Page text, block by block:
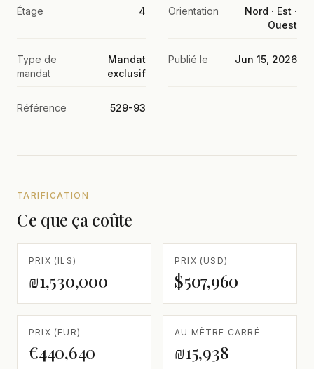
Étage 4 Orientation
Nord · Est ·
Ouest
Type de
mandat
Mandat
exclusif
Publié le Jun 15, 2026
Référence 529-93
TARIFICATION
Ce que ça coûte
PRIX (ILS)
₪1,530,000
PRIX (USD)
$507,960
PRIX (EUR)
€440,640
AU MÈTRE CARRÉ
₪15,938